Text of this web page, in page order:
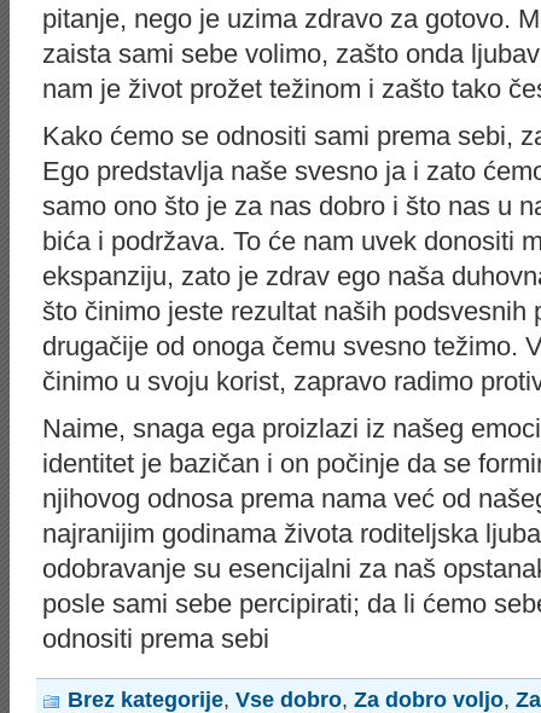
pitanje, nego je uzima zdravo za gotovo.
zaista sami sebe volimo, zašto onda
nam je život prožet težinom i zašto tako
Kako ćemo se odnositi sami prema sebi,
Ego predstavlja naše svesno ja i zato
samo ono što je za nas dobro i što nas u
bića i podržava. To će nam uvek donositi
ekspanziju, zato je zdrav ego naša
što činimo jeste rezultat naših podsvesnih
drugačije od onoga čemu svesno težimo.
činimo u svoju korist, zapravo radimo
Naime, snaga ega proizlazi iz našeg
identitet je bazičan i on počinje da se
njihovog odnosa prema nama već od
najranijim godinama života roditeljska
odobravanje su esencijalni za naš
posle sami sebe percipirati; da li ćemo
odnositi prema sebi
Brez kategorije, Vse dobro, Za dobro voljo,